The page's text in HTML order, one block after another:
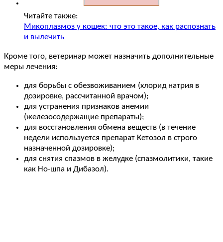
Читайте также:
Микоплазмоз у кошек: что это такое, как распознать
и вылечить
Кроме того, ветеринар может назначить дополнительные
меры лечения:
для борьбы с обезвоживанием (хлорид натрия в
дозировке, рассчитанной врачом);
для устранения признаков анемии
(железосодержащие препараты);
для восстановления обмена веществ (в течение
недели используется препарат Кетозол в строго
назначенной дозировке);
для снятия спазмов в желудке (спазмолитики, такие
как Но-шпа и Дибазол).